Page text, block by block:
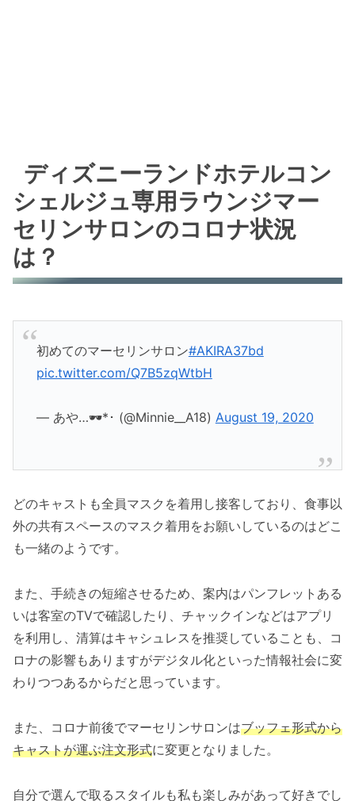
ディズニーランドホテルコン
シェルジュ専用ラウンジマー
セリンサロンのコロナ状況
は？
初めてのマーセリンサロン#AKIRA37bd
pic.twitter.com/Q7B5zqWtbH
— あや…🕶*･ (@Minnie__A18) August 19, 2020
どのキャストも全員マスクを着用し接客しており、食事以
外の共有スペースのマスク着用をお願いしているのはどこ
も一緒のようです。
また、手続きの短縮させるため、案内はパンフレットある
いは客室のTVで確認したり、チャックインなどはアプリ
を利用し、清算はキャシュレスを推奨していることも、コ
ロナの影響もありますがデジタル化といった情報社会に変
わりつつあるからだと思っています。
また、コロナ前後でマーセリンサロンはブッフェ形式から
キャストが運ぶ注文形式に変更となりました。
自分で選んで取るスタイルも私も楽しみがあって好きでし